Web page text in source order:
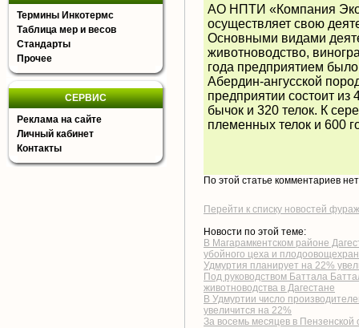
Термины Инкотермс
Таблица мер и весов
Стандарты
Прочее
СЕРВИС
Реклама на сайте
Личный кабинет
Контакты
АО НПТИ «Компания
осуществляет свою
Основными видами
животноводство,
года предприятием
Абердин-ангусской
предприятии состоит из
бычок и 320 телок. К
племенных телок и 600
По этой статье комментариев
Перейти к списку новостей
Новости по этой теме:
В Магарамкентском районе
убойного цеха и
Удмуртия планирует на 22%
Под руководством Баттала
животноводства в Дагестане
В Удмуртии число
увеличится на 22%
За восемь месяцев в